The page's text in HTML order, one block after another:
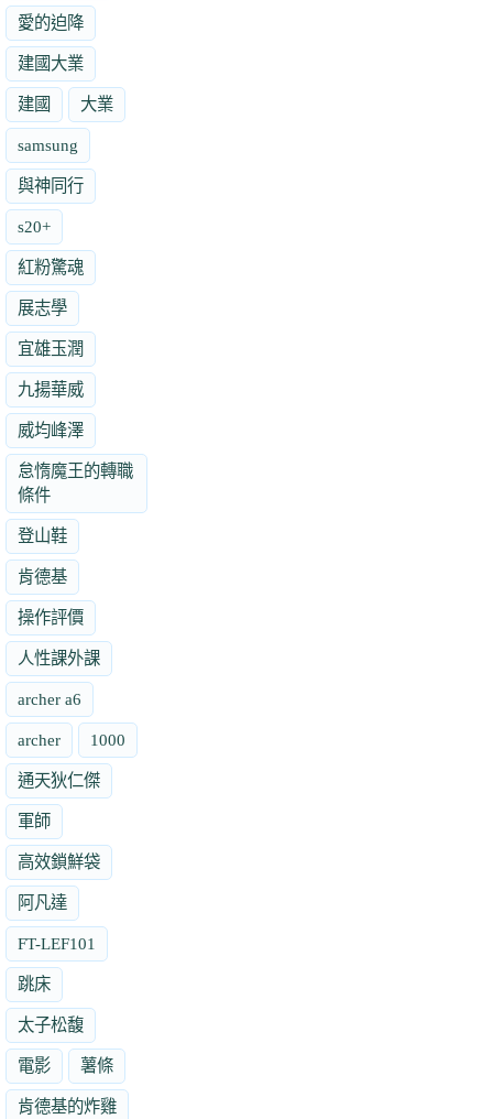
愛的迫降
建國大業
建國 大業
samsung
與神同行
s20+
紅粉驚魂
展志學
宜雄玉潤
九揚華威
威均峰澤
怠惰魔王的轉職
條件
登山鞋
肯德基
操作評價
人性課外課
archer a6
archer 1000
通天狄仁傑
軍師
高效鎖鮮袋
阿凡達
FT-LEF101
跳床
太子松馥
電影 薯條
肯德基的炸雞